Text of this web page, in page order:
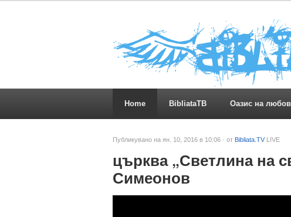
Home BibliataTB Оазис на
Публикувано на ян. 10, 2016 в 10:06 · от Bibliata.TV LIVE
църква „Светлина на
Симеонов